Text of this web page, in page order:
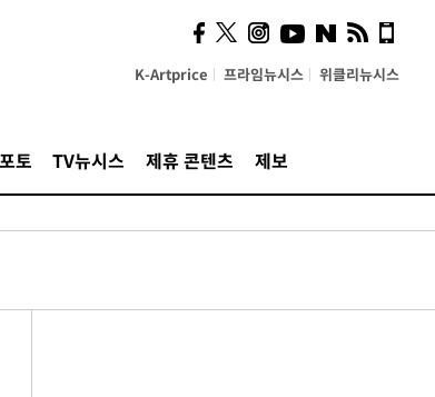
K-Artprice 프라임뉴시스 위클리뉴시스
포토 TV뉴시스 제휴 콘텐츠 제보
"5·8·9호선 출퇴근 혼잡,
정부 국비지원 필요"